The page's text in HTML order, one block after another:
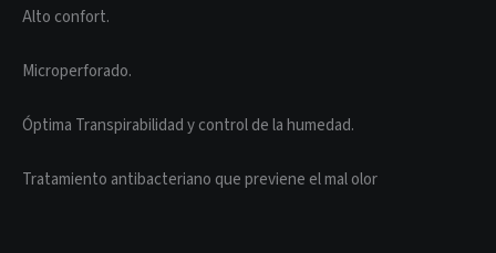
Alto confort.
Microperforado.
Óptima Transpirabilidad y control de la humedad.
Tratamiento antibacteriano que previene el mal olor